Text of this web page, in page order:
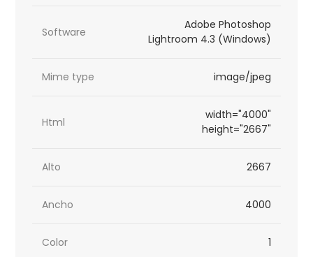
Software
Adobe Photoshop
Lightroom 4.3 (Windows)
Mime type image/jpeg
Html
width="4000"
height="2667"
Alto 2667
Ancho 4000
Color 1